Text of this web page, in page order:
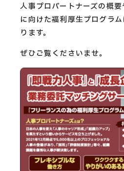
CAREERS
CONTACT
Privacy Policy
Security Action
人事プロパートナーズの概
に向けた福利厚生プログラ
ります。
ぜひご覧くださいませ。